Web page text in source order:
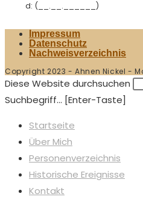
d: (__.__.______)
Impressum
Datenschutz
Nachweisverzeichnis
Copyright 2023 - Ahnen Nickel -
Diese Website durchsuchen
Suchbegriff... [Enter-Taste]
Startseite
Über Mich
Personenverzeichnis
Historische Ereignisse
Kontakt